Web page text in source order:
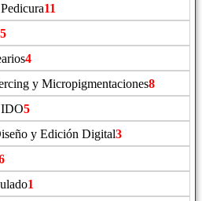
11
4
y Micropigmentaciones8
5
y Edición Digital3
1